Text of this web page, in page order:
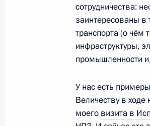
Встреча с
26 июля 2026 года
сотрудничества:
заинтересованы в
транспорта (о чём
инфраструктуры,
промышленности
У нас есть
Величеству в
моего визита в